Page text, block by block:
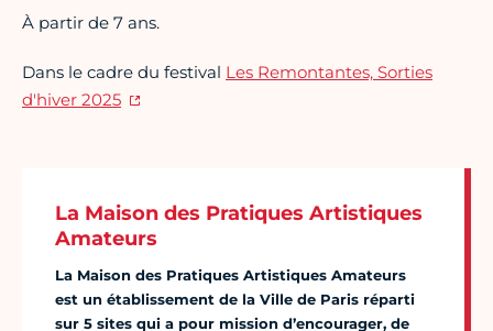
À partir de 7 ans.
Dans le cadre du festival Les Remontantes, Sorties
d'hiver 2025
La Maison des Pratiques Artistiques
Amateurs
La Maison des Pratiques Artistiques Amateurs
est un établissement de la Ville de Paris réparti
sur 5 sites qui a pour mission d’encourager, de